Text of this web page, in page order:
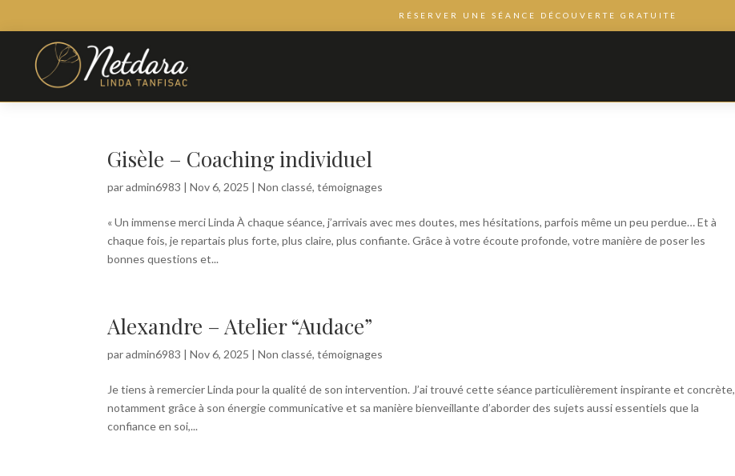
RÉSERVER UNE SÉANCE DÉCOUVERTE GRATUITE
Gisèle – Coaching individuel
paradmin6983 |Nov 6, 2025 |Non classé,témoignages
« Un immense merci Linda À chaque séance, j’arrivais avec mes doutes, mes hésitations, parfois même un peu perdue… Et à
chaque fois, je repartais plus forte, plus claire, plus confiante. Grâce à votre écoute profonde, votre manière de poser les
bonnes questions et...
Alexandre – Atelier “Audace”
paradmin6983 |Nov 6, 2025 |Non classé,témoignages
Je tiens à remercier Linda pour la qualité de son intervention. J’ai trouvé cette séance particulièrement inspirante et concrète,
notamment grâce à son énergie communicative et sa manière bienveillante d’aborder des sujets aussi essentiels que la
confiance en soi,...